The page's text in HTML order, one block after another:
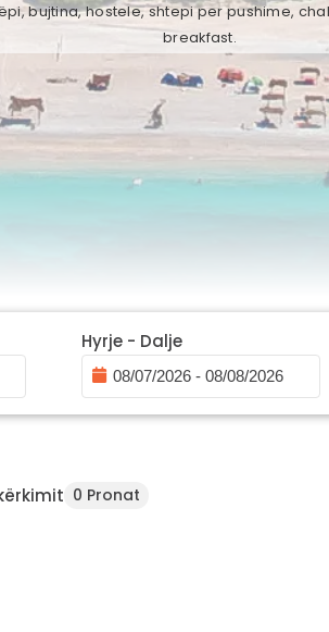
bujtina, hostele, shtepi per pushime,
breakfast.
Hyrje - Dalje
0 Pronat